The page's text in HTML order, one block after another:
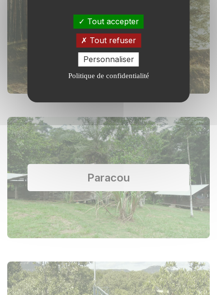
OPTMix
Paracou
Tout accepter
Tout refuser
Personnaliser
Politique de confidentialité